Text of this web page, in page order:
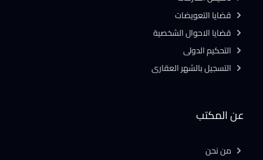
عن المكتب
من نحن
قضايا التعويضات
قضايا الاحوال الشخصية
التحكيم الدولى
التسجيل بالشهر العقارى